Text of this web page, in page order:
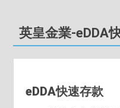
英皇金業-eDDA
eDDA快速存款